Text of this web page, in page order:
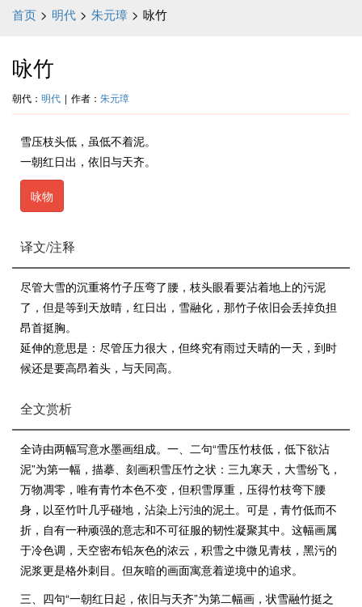
首页 > 明代 > 朱元璋 > 咏竹
咏竹
朝代： 明代 | 作者： 朱元璋
雪压枝头低，虽低不着泥。
一朝红日出，依旧与天齐。
咏物
译文/注释
尽管大雪的沉重将竹子压弯了腰，枝头眼看要沾着地上的污泥
了，但是等到天放晴，红日出，雪融化，那竹子依旧会丢掉负担
昂首挺胸。
延伸的意思是：尽管压力很大，但终究有雨过天晴的一天，到时
候还是要高昂着头，与天同高。
全文赏析
全诗由两幅写意水墨画组成。一、二句“雪压竹枝低，低下欲沾
泥”为第一幅，描摹、刻画积雪压竹之状：三九寒天，大雪纷飞，
万物凋零，唯有青竹本色不变，但积雪厚重，压得竹枝弯下腰
身，以至竹叶几乎碰地，沾染上污浊的泥土。可是，青竹低而不
折，自有一种顽强的意志和不可征服的韧性凝聚其中。这幅画属
于冷色调，天空密布铅灰色的浓云，积雪之中微见青枝，黑污的
泥浆更是格外刺目。但灰暗的画面寓意着逆境中的追求。
三、四句“一朝红日起，依旧与天齐”为第二幅画，状雪融竹挺之